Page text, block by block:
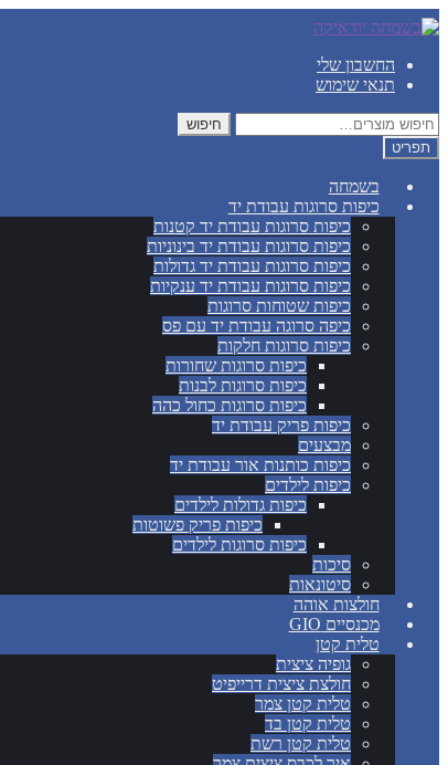
דלג
לדלג
החשבון שלי
תנאי שימוש
חיפוש
עבור:
חיפוש
תפריט
בשמחה
כיפות סרוגות עבודת יד
כיפות סרוגות עבודת יד קטנות
כיפות סרוגות עבודת יד בינוניות
כיפות סרוגות עבודת יד גדולות
כיפות סרוגות עבודת יד ענקיות
כיפות שטוחות סרוגות
כיפה סרוגה עבודת יד עם פס
כיפות סרוגות חלקות
כיפות סרוגות שחורות
כיפות סרוגות לבנות
כיפות סרוגות כחול כהה
כיפות פריק עבודת יד
מבצעים
כיפות כותנות אור עבודת יד
כיפות לילדים
כיפות גדולות לילדים
כיפות פריק פשוטות
כיפות סרוגות לילדים
סיכות
סיטונאות
חולצות אוהה
מכנסיים GIO
טלית קטן
גופיה ציצית
חולצת ציצית דרייפיט
טלית קטן צמר
טלית קטן בד
טלית קטן רשת